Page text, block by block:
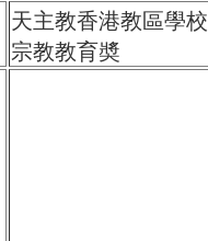
天主教香港教區學校
宗教教育奬